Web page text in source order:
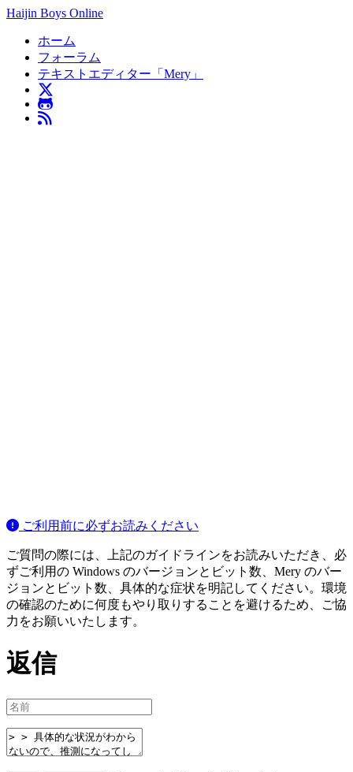
Haijin Boys Online
ホーム
フォーラム
テキストエディター「Mery」
ご利用前に必ずお読みください
ご質問の際には、上記のガイドラインをお読みいただき、必
ずご利用の Windows のバージョンとビット数、Mery のバー
ジョンとビット数、具体的な症状を明記してください。環境
の確認のために何度もやり取りすることを避けるため、ご協
力をお願いいたします。
返信